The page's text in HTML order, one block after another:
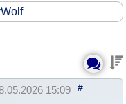
15:09 #